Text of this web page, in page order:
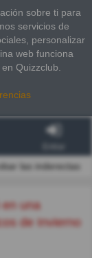
sobre ti para
servicios de
personalizar
web funciona
Quizzclub.
las inderectas
de Invierno